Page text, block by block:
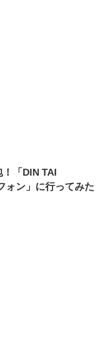
「DIN TAI
ォン」に行ってみた